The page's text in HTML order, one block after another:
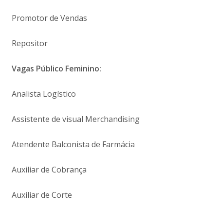
Promotor de Vendas
Repositor
Vagas Público Feminino:
Analista Logístico
Assistente de visual Merchandising
Atendente Balconista de Farmácia
Auxiliar de Cobrança
Auxiliar de Corte